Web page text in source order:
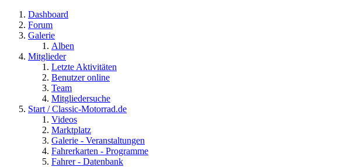
Dashboard
Forum
Galerie
Alben
Mitglieder
Letzte Aktivitäten
Benutzer online
Team
Mitgliedersuche
Start / Classic-Motorrad.de
Videos
Marktplatz
Galerie - Veranstaltungen
Fahrerkarten - Programme
Fahrer - Datenbank